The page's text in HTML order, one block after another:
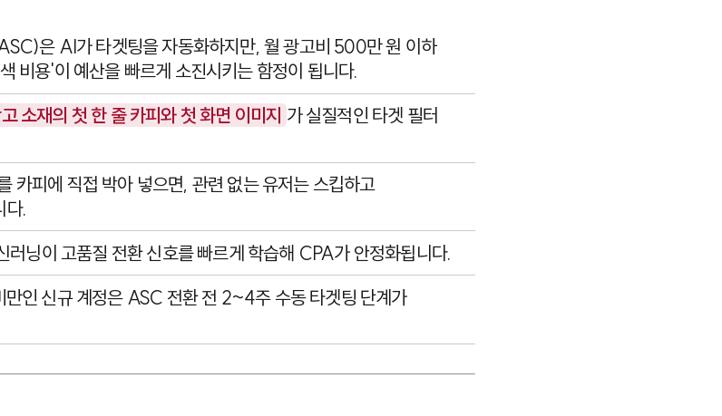
은 AI가 타겟팅을 자동화하지만, 월 광고비 500만 원 이하
비용'이 예산을 빠르게 소진시키는 함정이 됩니다.
소재의 첫 한 줄 카피와 첫 화면 이미지 가 실질적인 타겟 필터
카피에 직접 박아 넣으면, 관련 없는 유저는 스킵하고
다.
닝이 고품질 전환 신호를 빠르게 학습해 CPA가 안정화됩니다.
인 신규 계정은 ASC 전환 전 2~4주 수동 타겟팅 단계가